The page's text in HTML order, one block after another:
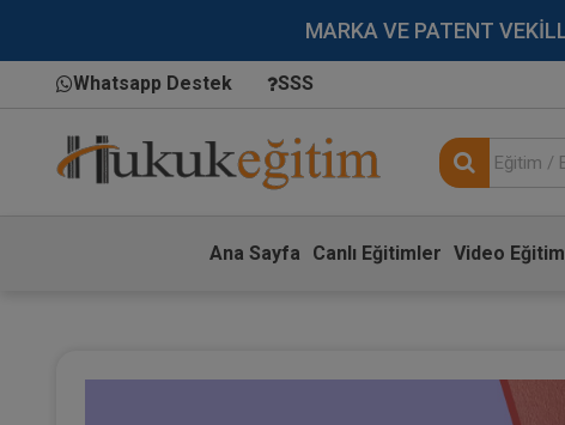
MARKA VE PATENT
Whatsapp Destek SSS
Ana Sayfa Canlı Eğitimler Video